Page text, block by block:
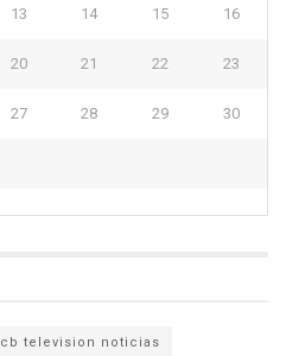
13 14 15 16
20 21 22 23
27 28 29 30
cb television noticias